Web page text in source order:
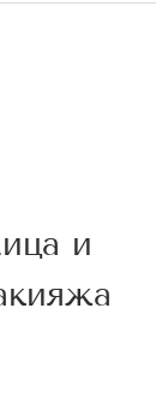
и